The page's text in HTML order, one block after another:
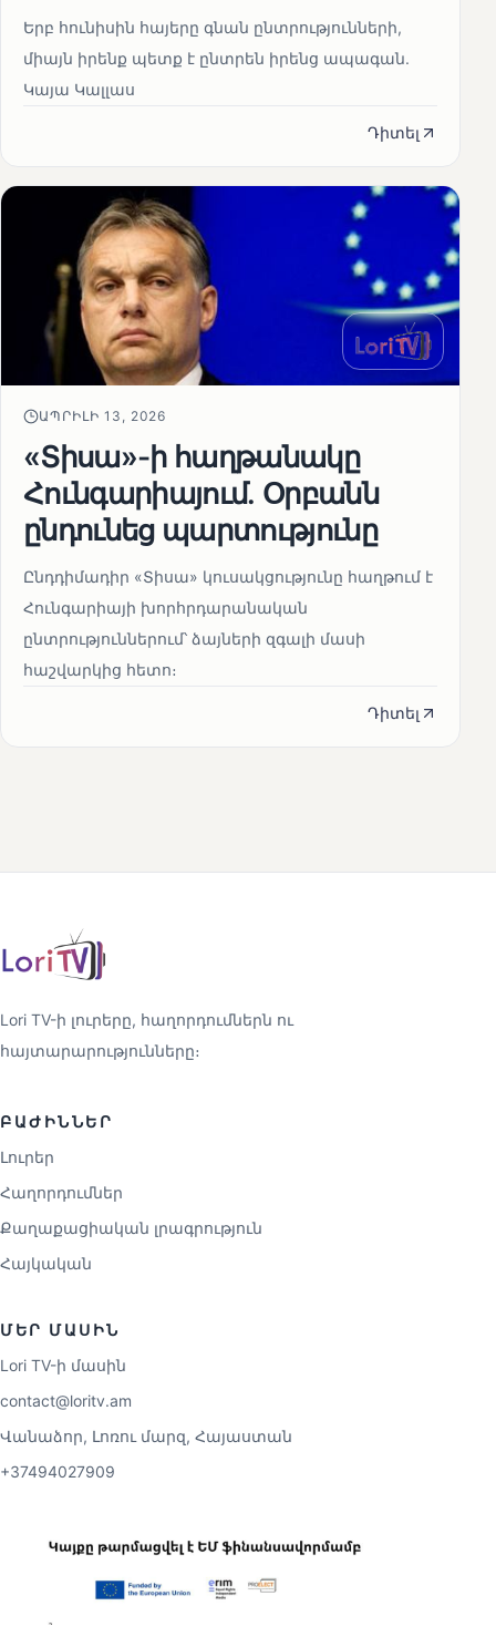
Երբ հունիսին հայերը գնան ընտրությունների,
միայն իրենք պետք է ընտրեն իրենց ապագան.
Կայա Կալլաս
Դիտել
ԱՊՐԻԼԻ 13, 2026
«Տիսա»-ի հաղթանակը
Հունգարիայում․ Օրբանն
ընդունեց պարտությունը
Ընդդիմադիր «Տիսա» կուսակցությունը հաղթում է
Հունգարիայի խորհրդարանական
ընտրություններում՝ ձայների զգալի մասի
հաշվարկից հետո։
Դիտել
Lori TV-ի լուրերը, հաղորդումներն ու
հայտարարությունները։
ԲԱԺԻՆՆԵՐ
Լուրեր
Հաղորդումներ
Քաղաքացիական լրագրություն
Հայկական
ՄԵՐ ՄԱՍԻՆ
Lori TV-ի մասին
contact@loritv.am
Վանաձոր, Լոռու մարզ, Հայաստան
+37494027909